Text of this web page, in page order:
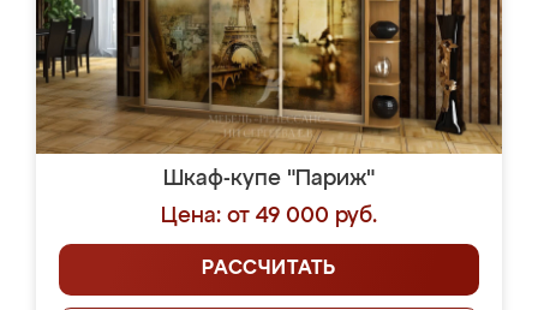
Шкаф-купе "Париж"
Цена: от 49 000 руб.
РАССЧИТАТЬ